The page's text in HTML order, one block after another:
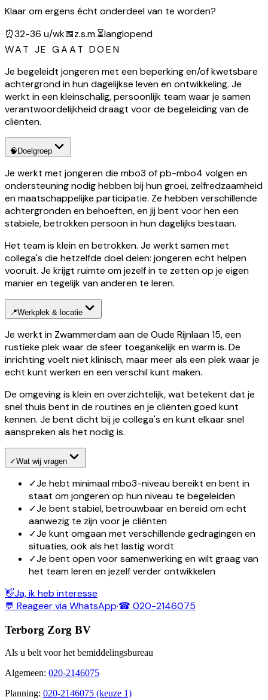
Klaar om ergens écht onderdeel van te worden?
⏰32-36 u/wk📅z.s.m.⏳langlopend
WAT JE GAAT DOEN
Je begeleidt jongeren met een beperking en/of kwetsbare
achtergrond in hun dagelijkse leven en ontwikkeling. Je
werkt in een kleinschalig, persoonlijk team waar je samen
verantwoordelijkheid draagt voor de begeleiding van de
cliënten.
🧠 Doelgroep
Je werkt met jongeren die mbo3 of pb-mbo4 volgen en
ondersteuning nodig hebben bij hun groei, zelfredzaamheid
en maatschappelijke participatie. Ze hebben verschillende
achtergronden en behoeften, en jij bent voor hen een
stabiele, betrokken persoon in hun dagelijks bestaan.
Het team is klein en betrokken. Je werkt samen met
collega's die hetzelfde doel delen: jongeren echt helpen
vooruit. Je krijgt ruimte om jezelf in te zetten op je eigen
manier en tegelijk van anderen te leren.
📍Werkplek & locatie
Je werkt in Zwammerdam aan de Oude Rijnlaan 15, een
rustieke plek waar de sfeer toegankelijk en warm is. De
inrichting voelt niet klinisch, maar meer als een plek waar je
echt kunt werken en een verschil kunt maken.
De omgeving is klein en overzichtelijk, wat betekent dat je
snel thuis bent in de routines en je cliënten goed kunt
kennen. Je bent dicht bij je collega's en kunt elkaar snel
aanspreken als het nodig is.
✓Wat wij vragen
✓Je hebt minimaal mbo3-niveau bereikt en bent in
staat om jongeren op hun niveau te begeleiden
✓Je bent stabiel, betrouwbaar en bereid om echt
aanwezig te zijn voor je cliënten
✓Je kunt omgaan met verschillende gedragingen en
situaties, ook als het lastig wordt
✓Je bent open voor samenwerking en wilt graag van
het team leren en jezelf verder ontwikkelen
👋Ja, ik heb interesse
💬 Reageer via WhatsApp·☎ 020-2146075
Terborg Zorg BV
Als u belt voor het bemiddelingsbureau
Algemeen: 020-2146075
Planning: 020-2146075 (keuze 1)